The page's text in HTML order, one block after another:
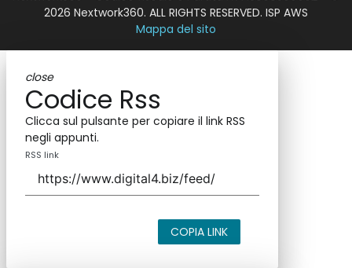
2026 Nextwork360. ALL RIGHTS RESERVED. ISP AWS
Mappa del sito
close
Codice Rss
Clicca sul pulsante per copiare il link RSS
negli appunti.
RSS link
COPIA LINK